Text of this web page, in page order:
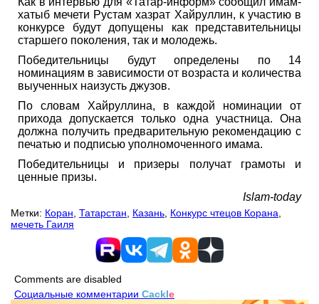
хатыб мечети Рустам хазрат Хайруллин, к участию в
конкурсе будут допущены как представительницы
старшего поколения, так и молодежь.
Победительницы будут определены по 14
номинациям в зависимости от возраста и количества
выученных наизусть джузов.
По словам Хайруллина, в каждой номинации от
прихода допускается только одна участница. Она
должна получить предварительную рекомендацию с
печатью и подписью уполномоченного имама.
Победительницы и призеры получат грамоты и
ценные призы.
Islam-today
Метки: Коран Татарстан Казань Конкурс чтецов Корана
мечеть Гаиля
Comments are disabled
Социальные комментарии Cackle